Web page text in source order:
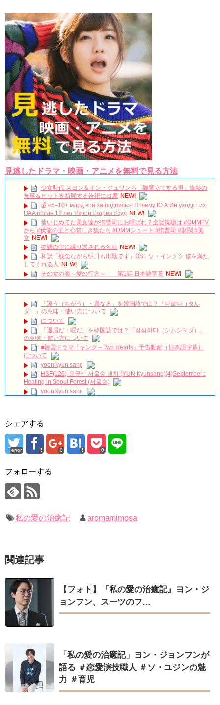
리고 그려도 (Miss You In My Heart)
俳優カン・ギヨン、突然の熱愛宣言…「キム秘書がなぜそう
か」出演で話題 Big News TV
Powered by livedoor 相互RSS
見逃したドラマ・映画・アニメを無料で見る方法
少女時代 スヨン＆オン・ジュワンら「御膳立てする男」撮影の
無事＆ヒットを祈願する告祀に出席 NEW!
💰 «5–10+ млрд вон за подпись»: Почему Ю А Ин уходит из
UAA после 12 лет #kpop #корея #суд NEW!
昔いじめてた美女達が御曹司にお呼ばれ？全話視聴は #DMMTV
から #伏龍の王と心貧しき狐たち #DMMショート #御曹司 #財閥 #美
女 NEW!
物語の中に繰り返される名前 NEW!
和訳「残念ながら明日も出勤です」OST ソ・イングク 僕を満た
してくれる人
NEW!
その女の海～愛の行方～ 第1話 日本語字幕 NEW!
カン・ハヌルさん、ユ・ヘジンさん、ファン・ビョングク監督
におききしました✒✨ #yadang #映画 #ヤダン NEW!
韓国ドラマ「不屈の嫁」制作発表会110609_1
GAN（岩田剛典）、イ・チェミン、キム・ジェファン、
『KCON JAPAN 2026』のレッドカーペットに登場 NEW!
진짜로 김희선(김해숙)이 담장 대표를 죽였다!!!!??? 나인룸 5화
NEW!
「SKYキャッスル」のSKYの意味、知ってますか！？#韓国ドラ
マ
NEW!
ハン・ヘジン 한혜진 – (선공개) 강남 3대 얼짱 출신 &#39;한혜진
언니&#39; (ft. 도여니의 학창시절) | 편 먹고 갈래요? 밥블레스유 2
bobblessyou2 EP.18
한가인 –
レンタル開始！
(ENG SUB) Behind The Scene Hyun Bin 현빈❤️ 손예진 Son Ye
Jin-Crash Landing On You/ヒョンビン❤️ソンイェジン / エンジョイ❕
ユン・ギュンサン、番組にも登場した愛猫が急死…イ・ソンギ
キングを一部公開（DVD-SET2特典映像より）
Powered by livedoor 相互RSS
「違う（ちがう）・異なる」を韓国語では？「다르다（タル
ダ）」の意味・使い方について
について
「退屈だ・暇だ」を韓国語では？「심심하다（シムシマダ）」
の意味・使い方について
■韓国ドラマ『キング～Two Hearts』予告動画（日本語字幕）
について
yoon kyun sang
HSF(126)-윤균상 서울숲 벤치 (YUN Kyunsang)(4)September::
Healing in Seoul Forest (서울숲)
yoon kyun sang
九尾狐外伝 メイキング03 ハン・イェスル
チョ・ヒョンジェ 조현재 九尾狐外伝 制作発表会
キム・テヒの弟イ・ワン♥イ・ボミ、今日（28日）結婚……
「まず熱く掃除せよ」女優キム・ユジョン、「健康がとても回
【裏芸能】キムユジョンの熱愛彼氏はあの大物俳優
いでしょ？” Big News TV
幻の王女チャミョンゴ エンディング
か」出演で話題 Big News TV
Powered by livedoor 相互RSS
シェアする
error 0 0
フォローする
私の愛の治癒記 aromamimosa
関連記事
【フォト】『私の愛の治癒記』ヨン・ジ
ョンフン、スーツのフ…
「私の愛の治癒記」ヨン・ジョンフンが
語る ＃恋愛演技職人 ＃ソ・ユジンの魅
力 ＃育児